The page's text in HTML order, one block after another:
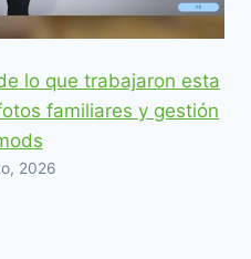
lo que trabajaron esta
familiares y gestión
2026